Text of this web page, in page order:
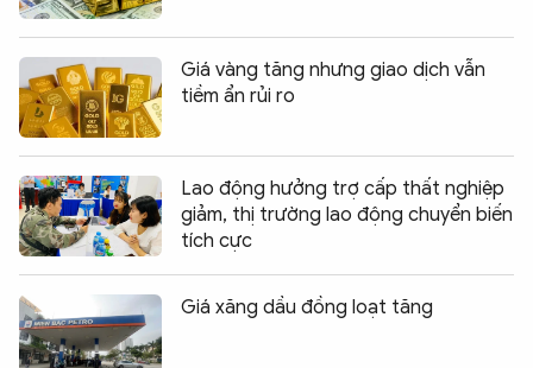
Giá vàng tăng nhưng giao dịch vẫn
tiềm ẩn rủi ro
Lao động hưởng trợ cấp thất nghiệp
giảm, thị trường lao động chuyển biến
tích cực
Giá xăng dầu đồng loạt tăng